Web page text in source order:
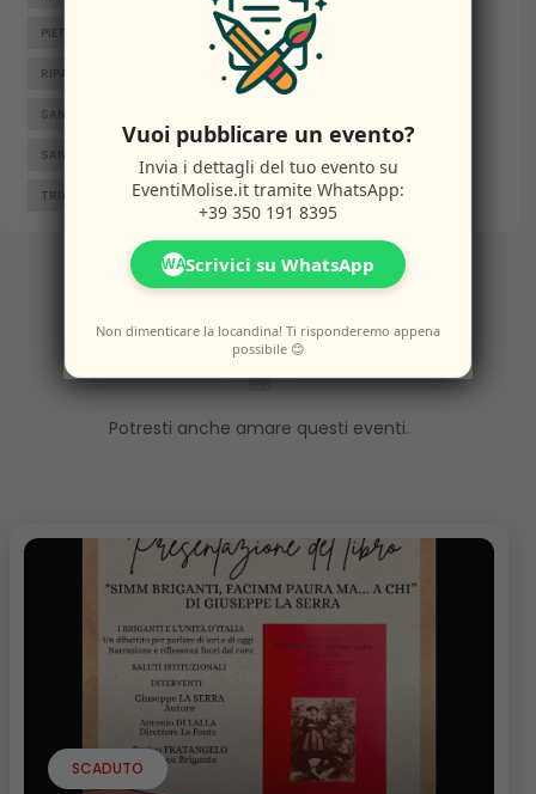
PIETRABBONDANTE PIETRACATELLA
RIPALIMOSANI ROCCAMANDOLFI
SAN GIACOMO DEGLI SCHIAVONI
SANTA CROCE DI MAGLIANO
TRIVENTO VENAFRO VINCHIATURO
AltriEventi
Potresti anche amare questi eventi.
SCADUTO
Vuoi pubblicare un evento?
Invia i dettagli del tuo evento su
EventiMolise.it tramite WhatsApp:
+39 350 191 8395
WAScrivici su WhatsApp
Non dimenticare la locandina! Ti risponderemo appena
possibile 😊